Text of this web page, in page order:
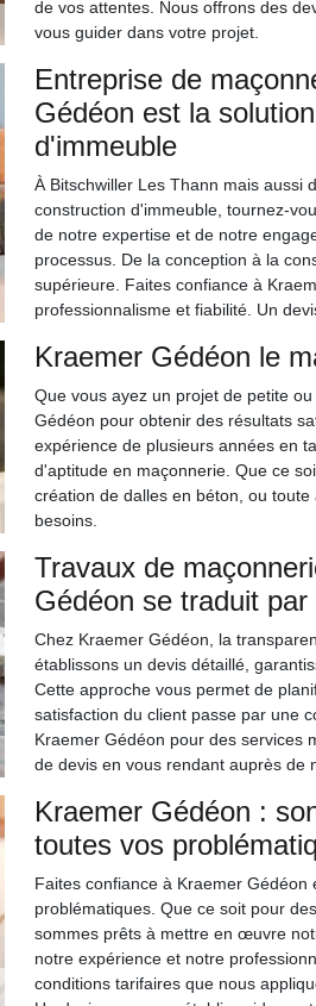
de vos attentes. Nous offrons des
vous guider dans votre projet.
Entreprise de
Gédéon est la
d'immeuble
À Bitschwiller Les Thann mais aussi
construction d'immeuble, tournez-
de notre expertise et de notre
processus. De la conception à la
supérieure. Faites confiance à
professionnalisme et fiabilité. Un
Kraemer Gédéon le
Que vous ayez un projet de petite
Gédéon pour obtenir des résultats
expérience de plusieurs années en
d'aptitude en maçonnerie. Que ce
création de dalles en béton, ou
besoins.
Travaux de
Gédéon se traduit
Chez Kraemer Gédéon, la
établissons un devis détaillé,
Cette approche vous permet de
satisfaction du client passe par une
Kraemer Gédéon pour des services
de devis en vous rendant auprès de
Kraemer Gédéon :
toutes vos
Faites confiance à Kraemer
problématiques. Que ce soit pour
sommes prêts à mettre en œuvre
notre expérience et notre
conditions tarifaires que nous